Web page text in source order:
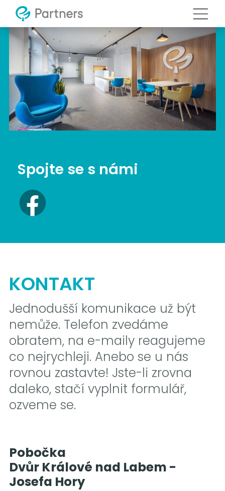
Spojte se s námi
KONTAKT
Jednodušší komunikace už být
nemůže. Telefon zvedáme
obratem, na e-maily reagujeme
co nejrychleji. Anebo se u nás
rovnou zastavte! Jste-li zrovna
daleko, stačí vyplnit formulář,
ozveme se.
Pobočka
Dvůr Králové nad Labem -
Josefa Hory